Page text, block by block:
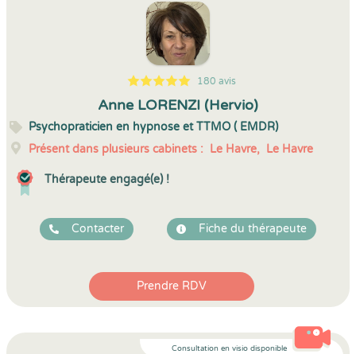
5
1
5
180 180 avis
Anne LORENZI (Hervio)
Psychopraticien en hypnose et TTMO ( EMDR)
Présent dans plusieurs cabinets : Le Havre, Le Havre
Thérapeute engagé(e) !
Contacter Fiche du thérapeute
Prendre RDV
Consultation en visio disponible